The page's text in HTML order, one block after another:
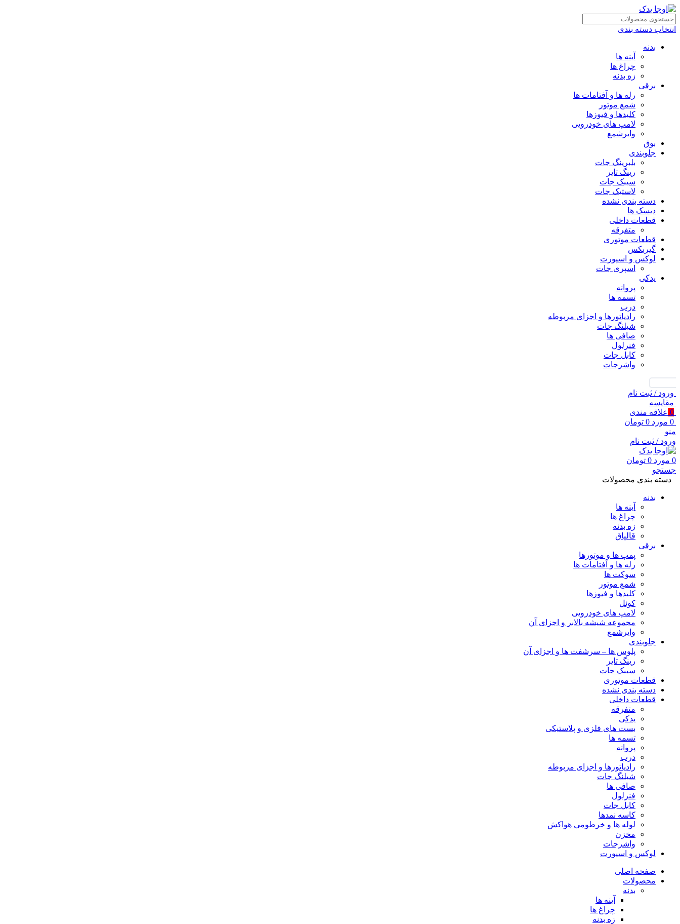
انتخاب دسته بندی
بدنه
آینه ها
چراغ ها
زه بدنه
برقی
رله ها و آفتامات ها
شمع موتور
کلیدها و فیوزها
لامپ های خودرویی
وایرشمع
بوق
جلوبندی
بلبرینگ جات
رینگ تایر
سیبک جات
لاستیک جات
دسته بندی نشده
دیسک ها
قطعات داخلی
متفرقه
قطعات موتوری
گیربکس
لوکس و اسپورت
اسپری جات
یدکی
پروانه
تسمه ها
درب
رادیاتورها و اجزای مربوطه
شیلنگ جات
صافی ها
فنرلول
کابل جات
واشرجات
ورود / ثبت نام
مقايسه
0 علاقه مندی
0 مورد 0 تومان
منو
ورود / ثبت نام
0 مورد 0 تومان
جستجو
دسته بندی محصولات
بدنه
آینه ها
چراغ ها
زه بدنه
قالپاق
برقی
پمپ ها و موتورها
رله ها و آفتامات ها
سوکت ها
شمع موتور
کلیدها و فیوزها
کوئل
لامپ های خودرویی
مجموعه شیشه بالابر و اجزای آن
وایرشمع
جلوبندی
پلوس ها – سرشفت ها و اجزای آن
رینگ تایر
سیبک جات
قطعات موتوری
دسته بندی نشده
قطعات داخلی
متفرقه
یدکی
بست های فلزی و پلاستیکی
تسمه ها
پروانه
درب
رادیاتورها و اجزای مربوطه
شیلنگ جات
صافی ها
فنرلول
کابل جات
کاسه نمدها
لوله ها و خرطومی هواکش
مخزن
واشرجات
لوکس و اسپورت
صفحه اصلی
محصولات
بدنه
آینه ها
چراغ ها
زه بدنه